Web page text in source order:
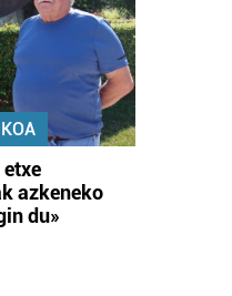
etxe
azkeneko
du»